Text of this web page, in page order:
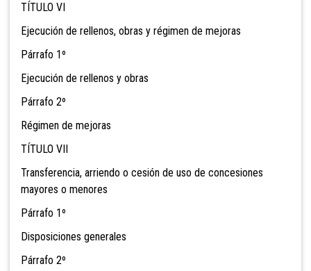
TÍTULO VI
Ejecución de rellenos, obras y régimen de mejoras
Párrafo 1º
Ejecución de rellenos y obras
Párrafo 2º
Régimen de mejoras
TÍTULO VII
Transferencia, arriendo o cesión de uso de concesiones
mayores o menores
Párrafo 1º
Disposiciones generales
Párrafo 2º